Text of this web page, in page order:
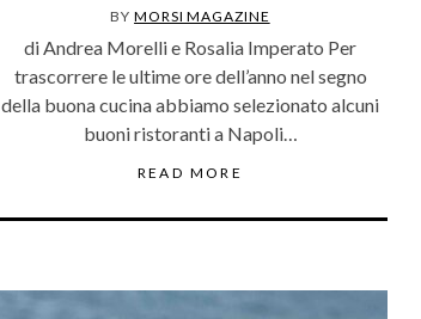
BYMORSI MAGAZINE
di Andrea Morelli e Rosalia Imperato Per
trascorrere le ultime ore dell’anno nel segno
della buona cucina abbiamo selezionato alcuni
buoni ristoranti a Napoli…
READ MORE